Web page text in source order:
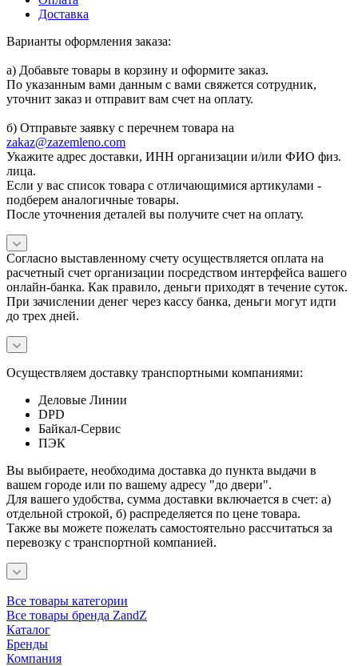
Доставка
Варианты оформления заказа:
а) Добавьте товары в корзину и оформите заказ.
По указанным вами данным с вами свяжется сотрудник,
уточнит заказ и отправит вам счет на оплату.
б) Отправьте заявку с перечнем товара на
zakaz@zazemleno.com
Укажите адрес доставки, ИНН организации и/или ФИО физ.
лица.
Если у вас список товара с отличающимися артикулами -
подберем аналогичные товары.
После уточнения деталей вы получите счет на оплату.
Согласно выставленному счету осуществляется оплата на
расчетный счет организации посредством интерфейса вашего
онлайн-банка. Как правило, деньги приходят в течение суток.
При зачислении денег через кассу банка, деньги могут идти
до трех дней.
Осуществляем доставку транспортными компаниями:
Деловые Линии
DPD
Байкал-Сервис
ПЭК
Вы выбираете, необходима доставка до пункта выдачи в
вашем городе или по вашему адресу "до двери".
Для вашего удобства, сумма доставки включается в счет: а)
отдельной строкой, б) распределяется по цене товара.
Также вы можете пожелать самостоятельно рассчитаться за
перевозку с транспортной компанией.
Все товары категории
Все товары бренда ZandZ
Каталог
Бренды
Компания